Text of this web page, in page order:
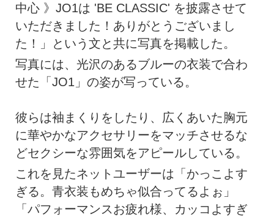
中心 》JO1は 'BE CLASSIC' を披露させて
いただきました！ありがとうございまし
た！」という文と共に写真を掲載した。
写真には、光沢のあるブルーの衣装で合わ
せた「JO1」の姿が写っている。
彼らは袖まくりをしたり、広くあいた胸元
に華やかなアクセサリーをマッチさせるな
どセクシーな雰囲気をアピールしている。
これを見たネットユーザーは「かっこよす
ぎる。青衣装もめちゃ似合ってるよぉ」
「パフォーマンスお疲れ様、カッコよすぎ